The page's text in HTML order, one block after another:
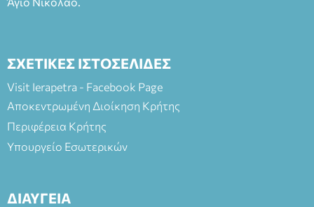
ΣΧΕΤΙΚΕΣ ΙΣΤΟΣΕΛΙΔΕΣ
Visit Ierapetra - Facebook Page
Αποκεντρωμένη Διοίκηση Κρήτης
Περιφέρεια Κρήτης
Υπουργείο Εσωτερικών
ΔΙΑΥΓΕΙΑ